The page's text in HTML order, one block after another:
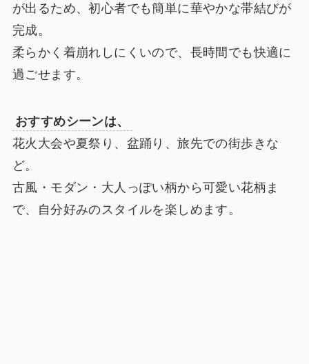
が出るため、初心者でも簡単に華やかな帯結びが
完成。
柔らかく着崩れしにくいので、長時間でも快適に
過ごせます。
おすすめシーンは、
花火大会や夏祭り、盆踊り、旅先での街歩きな
ど。
古風・モダン・大人っぽい柄から可愛い花柄ま
で、自分好みのスタイルを楽しめます。